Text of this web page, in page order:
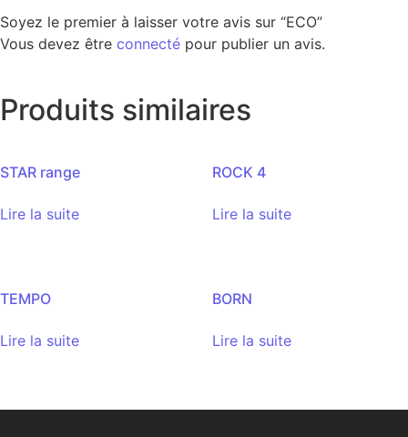
Soyez le premier à laisser votre avis sur “ECO”
Vous devez être connecté pour publier un avis.
Produits similaires
STAR range
Lire la suite
ROCK 4
Lire la suite
TEMPO
Lire la suite
BORN
Lire la suite